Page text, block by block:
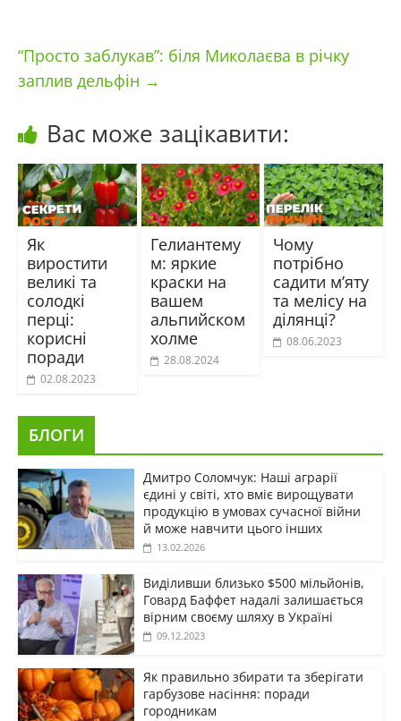
“Просто заблукав”: біля Миколаєва в річку
заплив дельфін →
Вас може зацікавити:
Як
виростити
великі та
солодкі
перці:
корисні
поради
02.08.2023
Гелиантему
м: яркие
краски на
вашем
альпийском
холме
28.08.2024
Чому
потрібно
садити м’яту
та мелісу на
ділянці?
08.06.2023
БЛОГИ
Дмитро Соломчук: Наші аграрії
єдині у світі, хто вміє вирощувати
продукцію в умовах сучасної війни
й може навчити цього інших
13.02.2026
Виділивши близько $500 мільйонів,
Говард Баффет надалі залишається
вірним своєму шляху в Україні
09.12.2023
Як правильно збирати та зберігати
гарбузове насіння: поради
городникам